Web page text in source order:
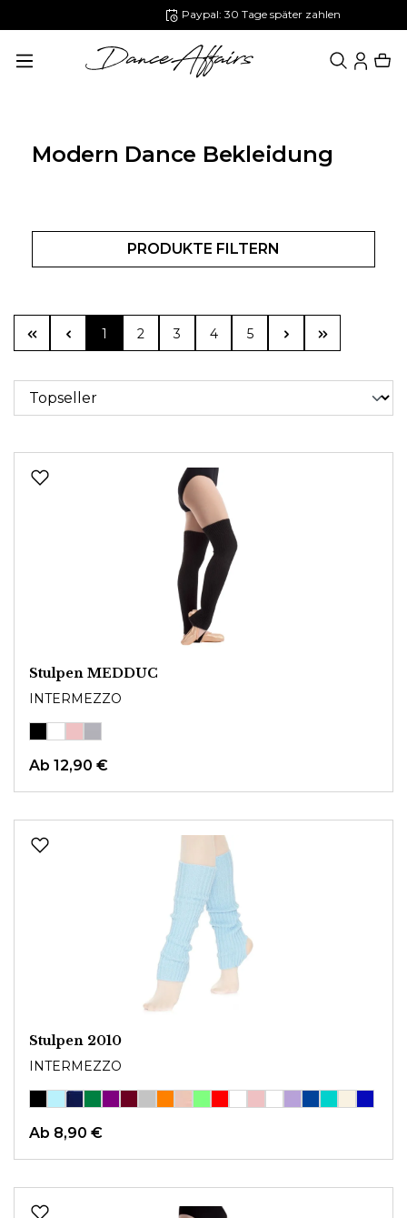
Paypal: 30 Tage später zahlen
Modern Dance Bekleidung
PRODUKTE FILTERN
Seite
1 Seite
2 Seite
3 Seite
4 Seite
5
Stulpen MEDDUC
INTERMEZZO
Ab 12,90 €
Stulpen 2010
INTERMEZZO
Ab 8,90 €